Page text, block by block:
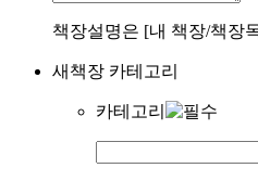
책장설명은 [내 책장/책장
새책장 카테고리
카테고리